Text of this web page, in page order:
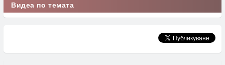
Видеа по темата